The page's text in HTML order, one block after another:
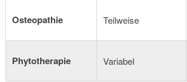
Osteopathie Teilweise
Phytotherapie Variabel